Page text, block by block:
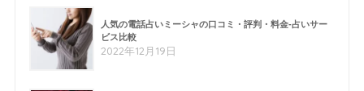
人気の電話占いミーシャの口コミ・評判・料金-占いサー
ビス比較
2022年12月19日